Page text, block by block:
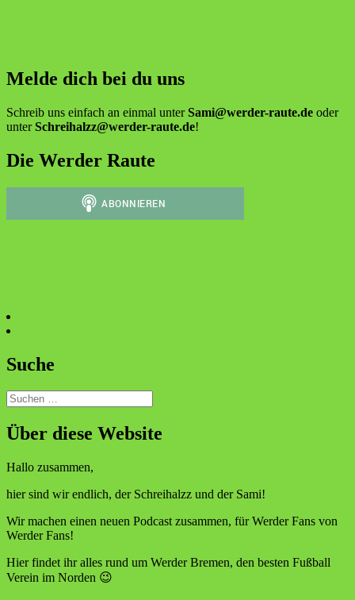
Melde dich bei du uns
Schreib uns einfach an einmal unterSami@werder-raute.de oder
unterSchreihalzz@werder-raute.de!
Die Werder Raute
Suche
Suchen
nach:
Über diese Website
Hallo zusammen,
hier sind wir endlich, der Schreihalzz und der Sami!
Wir machen einen neuen Podcast zusammen, für Werder Fans von
Werder Fans!
Hier findet ihr alles rund um Werder Bremen, den besten Fußball
Verein im Norden 😉